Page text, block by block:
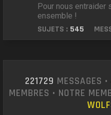
Pour nous entraider
ensemble !
SUJETS : 545
221729 MESSAGES •
MEMBRES • NOTRE